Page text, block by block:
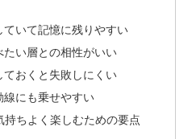
いて記憶に残りやすい
い層との相性がいい
ておくと失敗しにくい
線にも乗せやすい
持ちよく楽しむための要点